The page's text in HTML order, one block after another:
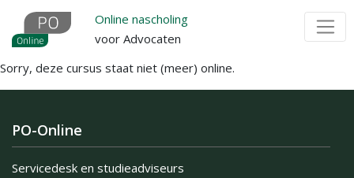
Overslaan
naar
de
inhoud
Online nascholing
voor Advocaten
Sorry, deze cursus staat niet (meer) online.
PO-Online
Servicedesk en studieadviseurs